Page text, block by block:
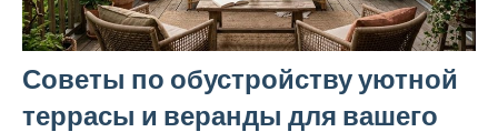
Советы по обустройству уютной
террасы и веранды для вашего